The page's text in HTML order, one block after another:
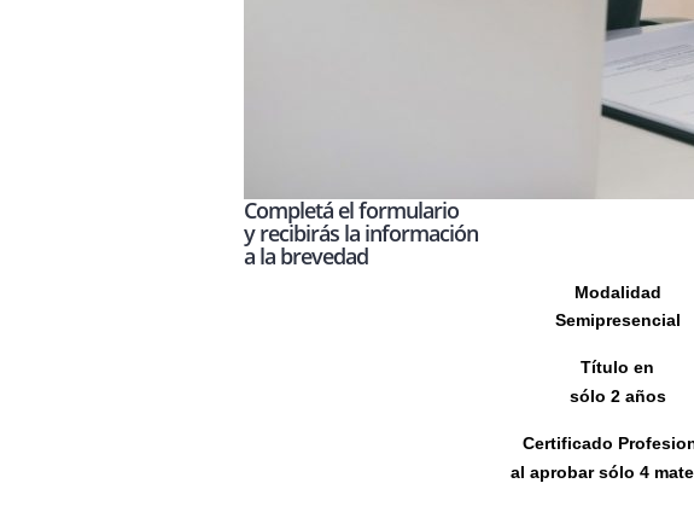
Completá el formulario
y recibirás la información
a la brevedad
Modalidad
Semipresencial
Título en
sólo 2 años
Certificado
al aprobarsólo 4